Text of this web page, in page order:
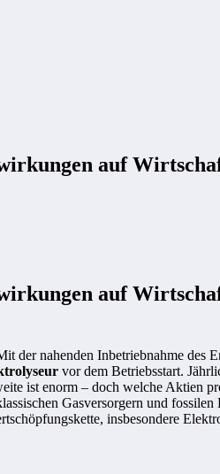
auf
auf
der nahenden Inbetriebnahme des
vor dem Betriebsstart.
ist enorm – doch welche Aktien
Gasversorgern und fossilen
insbesondere